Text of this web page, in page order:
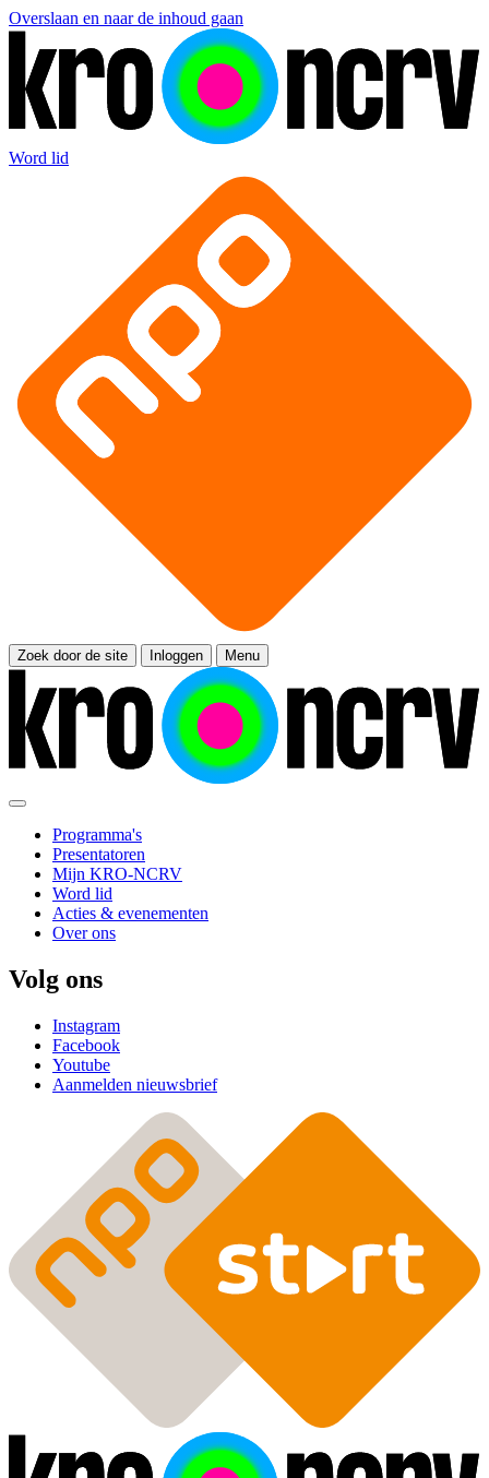
Overslaan en naar de inhoud gaan
Word lid
Zoek door de site Inloggen Menu
Programma's
Presentatoren
Mijn KRO-NCRV
Word lid
Acties & evenementen
Over ons
Volg ons
Instagram
Facebook
Youtube
Aanmelden nieuwsbrief